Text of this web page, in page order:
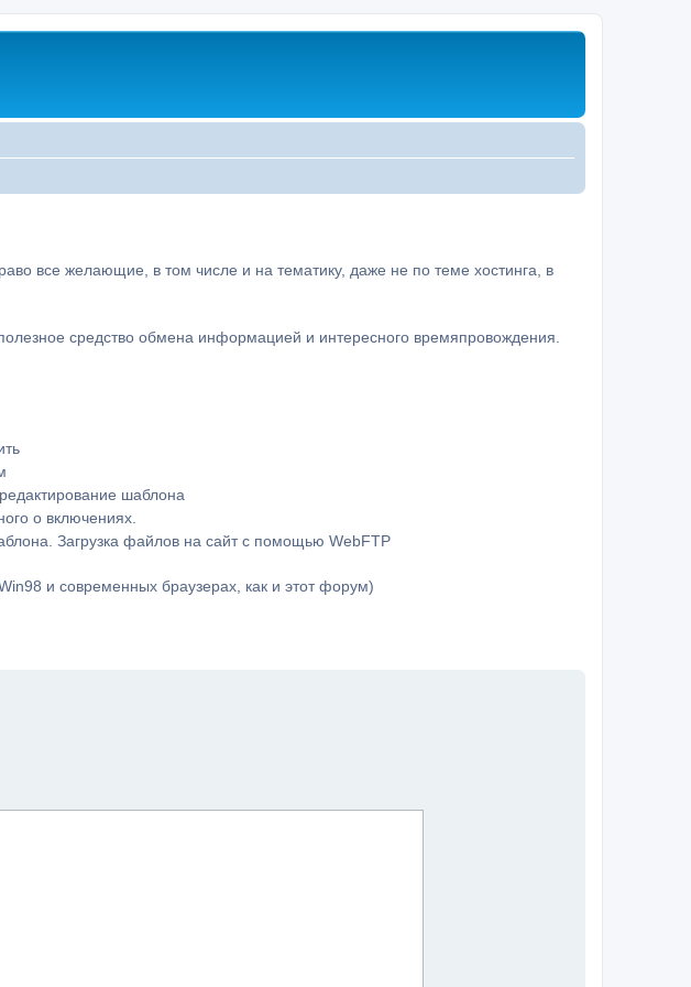
все желающие, в том числе и на тематику, даже не по теме хостинга, в
средство обмена информацией и интересного времяпровождения.
шаблона
о включениях.
Загрузка файлов на сайт с помощью WebFTP
и современных браузерах, как и этот форум)